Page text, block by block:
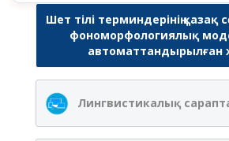
Шет тілі терминдерінің
фономорфологиялық
автоматтандырылған
Лингвистикалық